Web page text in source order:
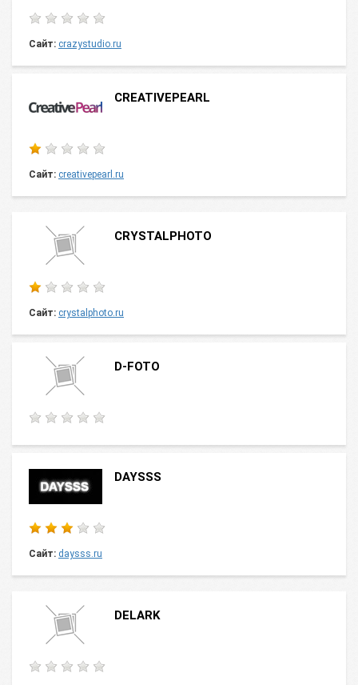
Сайт: crazystudio.ru
CREATIVEPEARL
Сайт: creativepearl.ru
CRYSTALPHOTO
Сайт: crystalphoto.ru
D-FOTO
DAYSSS
Сайт: daysss.ru
DELARK